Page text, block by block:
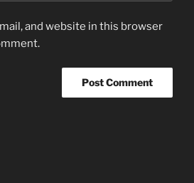
and website in this browser